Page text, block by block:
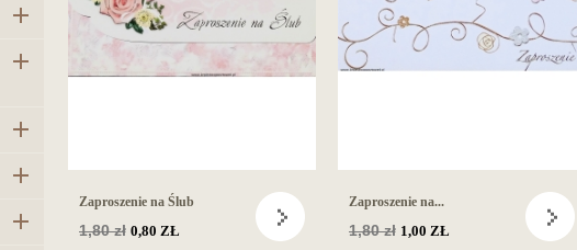





Zaproszenie na Ślub
Cena
1,80 zł 0,80 ZŁ
Zaproszenie na...
Cena
1,80 zł 1,00 ZŁ